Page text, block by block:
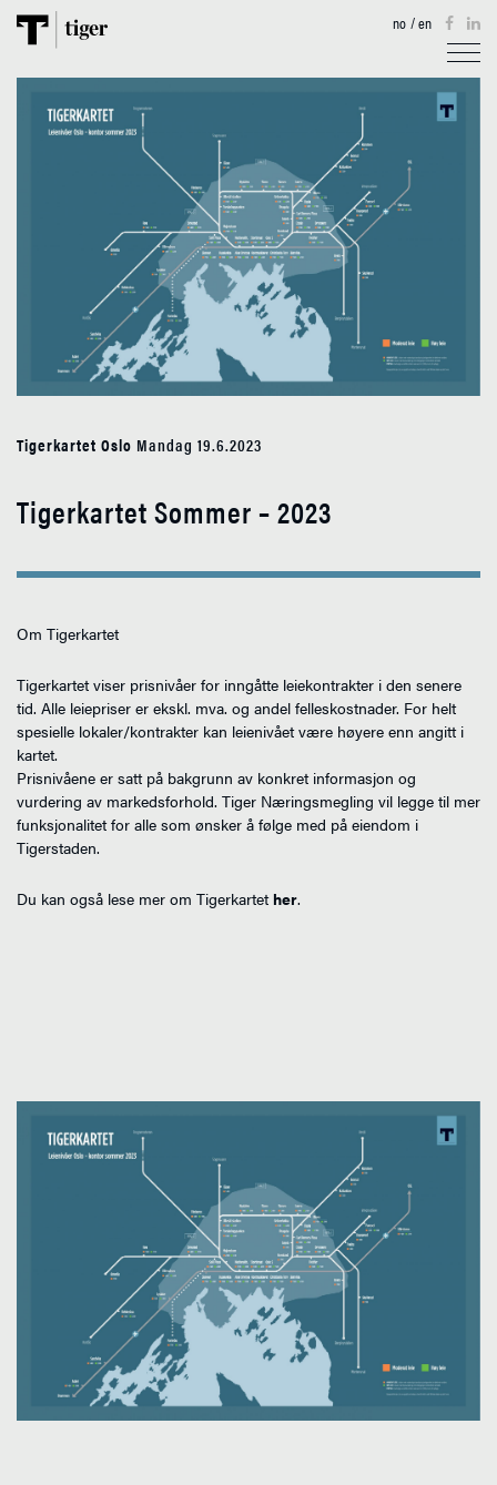
no /en
EIENDOM
AKTUELT
TIGERKARTET
OM OSS
KONTAKT
Tigerkartet Oslo Mandag 19.6.2023
Tigerkartet Sommer – 2023
Om Tigerkartet
Tigerkartet viser prisnivåer for inngåtte leiekontrakter i den senere
tid. Alle leiepriser er ekskl. mva. og andel felleskostnader. For helt
spesielle lokaler/kontrakter kan leienivået være høyere enn angitt i
kartet.
Prisnivåene er satt på bakgrunn av konkret informasjon og
vurdering av markedsforhold. Tiger Næringsmegling vil legge til mer
funksjonalitet for alle som ønsker å følge med på eiendom i
Tigerstaden.
Du kan også lese mer om Tigerkartether.